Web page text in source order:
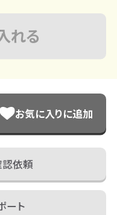
れる
お気に入りに追加
依頼
ート